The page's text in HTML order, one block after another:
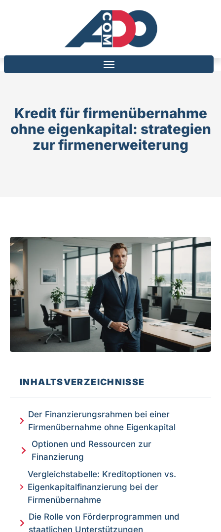
Kredit für firmenübernahme
ohne eigenkapital: strategien
zur firmenerweiterung
INHALTSVERZEICHNISSE
Der Finanzierungsrahmen bei einer
Firmenübernahme ohne Eigenkapital
Optionen und Ressourcen zur
Finanzierung
Vergleichstabelle: Kreditoptionen vs.
Eigenkapitalfinanzierung bei der
Firmenübernahme
Die Rolle von Förderprogrammen und
staatlichen Unterstützungen